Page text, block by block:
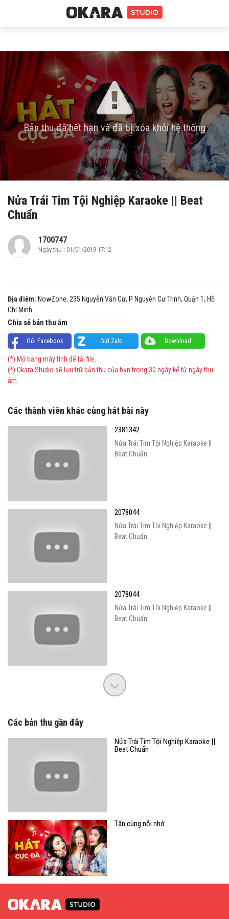
Bản thu đã hết hạn và đã bị xóa khỏi hệ thống
Nửa Trái Tim Tội Nghiệp Karaoke || Beat
Chuẩn
1700747
Ngày thu : 01/01/2019 17:12
Địa điểm: NowZone, 235 Nguyễn Văn Cừ, P Nguyễn Cư Trinh, Quận 1, Hồ
Chí Minh
Chia sẻ bản thu âm
Gửi Facebook Gửi Zalo Download
(*) Mở bằng máy tính để tải file.
(*) Okara Studio sẽ lưu trữ bản thu của bạn trong 30 ngày kể từ ngày thu
âm.
Các thành viên khác cùng hát bài này
2381342
Nửa Trái Tim Tội Nghiệp Karaoke ||
Beat Chuẩn
2078044
Nửa Trái Tim Tội Nghiệp Karaoke ||
Beat Chuẩn
2078044
Nửa Trái Tim Tội Nghiệp Karaoke ||
Beat Chuẩn
Các bản thu gần đây
Nửa Trái Tim Tội Nghiệp Karaoke ||
Beat Chuẩn
Tận cùng nỗi nhớ